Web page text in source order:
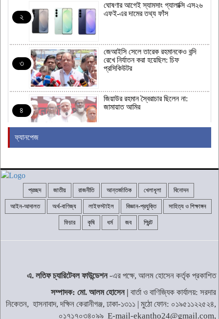
২
ঘোষণার আগেই স্যামসাং গ্যালাক্সি এস২৬
এফই-এর দামের তথ্য ফাঁস
৩
জেআইসি সেলে তারেক রহমানকেও বন্দি
রেখে নির্যাতন করা হয়েছিল: চিফ
প্রসিকিউটর
৪
জিয়াউর রহমান স্বৈরাচার ছিলেন না:
জামায়াত আমির
৬
কাঁধখোলা গাউনে নজর কাড়লেন নুসরাত
ফারিয়া
মাইক্রোপ্লাস্টিকের সঙ্গে কি হার্ট অ্যাটাকের
চালিয়ে যাচ্ছে সরকার: প্রধানমন্ত্রী
ফ্যানপেজ
প্রচ্ছদ জাতীয় রাজনীতি আন্তর্জাতিক খেলাধূলা বিনোদন
আইন-আদালত অর্থ-বাণিজ্য লাইফস্টাইল বিজ্ঞান-প্রযুক্তি সাহিত্য ও শিক্ষাঙ্গন
ফিচার কৃষি ধর্ম জব প্রিন্ট
এ. লতিফ চ্যারিটেবল ফাউন্ডেশন-এর পক্ষে, আলম হোসেন কর্তৃক প্রকাশিত
সম্পাদক: মো. আলম হোসেন | বার্তা ও বাণিজ্যিক কার্যালয়: সরদার
নিকেতন, হাসনাবাদ, দক্ষিন কেরানীগঞ্জ, ঢাকা-১৩১১ | মুঠো ফোন: ০১৯৫১১২২৫২৪,
০১৭১৭০৩৪০৯৯ E-mail-ekantho24@gmail.com,